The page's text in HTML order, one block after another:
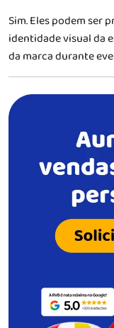
Sim. Eles podem ser
identidade visual da
da marca durante